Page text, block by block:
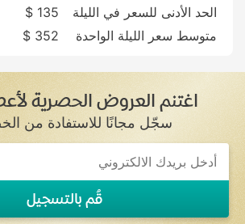
الحد الأدنى للسعر في الليلة
135 $
متوسط سعر الليلة الواحدة
352 $
اغتنم العروض الحصرية
سجّل مجانًا للاستفادة من
قُم بالتسجيل